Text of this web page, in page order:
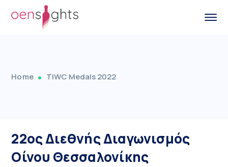
Home TIWC Medals 2022
22ος Διεθνής Διαγωνισμός
Οίνου Θεσσαλονίκης